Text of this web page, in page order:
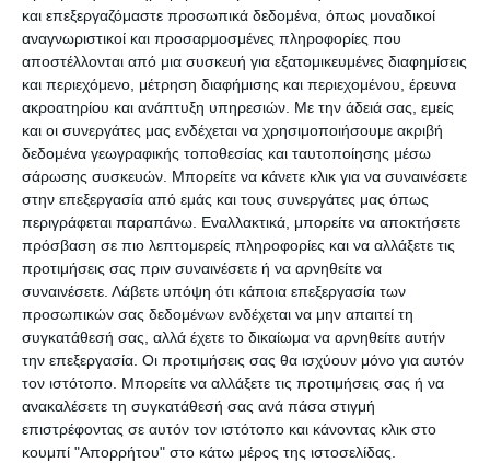
και επεξεργαζόμαστε προσωπικά δεδομένα, όπως μοναδικοί
αναγνωριστικοί και προσαρμοσμένες πληροφορίες που
αποστέλλονται από μια συσκευή για εξατομικευμένες διαφημίσεις
και περιεχόμενο, μέτρηση διαφήμισης και περιεχομένου, έρευνα
ακροατηρίου και ανάπτυξη υπηρεσιών. Με την άδειά σας, εμείς
και οι συνεργάτες μας ενδέχεται να χρησιμοποιήσουμε ακριβή
δεδομένα γεωγραφικής τοποθεσίας και ταυτοποίησης μέσω
σάρωσης συσκευών. Μπορείτε να κάνετε κλικ για να συναινέσετε
στην επεξεργασία από εμάς και τους συνεργάτες μας όπως
περιγράφεται παραπάνω. Εναλλακτικά, μπορείτε να αποκτήσετε
πρόσβαση σε πιο λεπτομερείς πληροφορίες και να αλλάξετε τις
προτιμήσεις σας πριν συναινέσετε ή να αρνηθείτε να
συναινέσετε. Λάβετε υπόψη ότι κάποια επεξεργασία των
προσωπικών σας δεδομένων ενδέχεται να μην απαιτεί τη
συγκατάθεσή σας, αλλά έχετε το δικαίωμα να αρνηθείτε αυτήν
την επεξεργασία. Οι προτιμήσεις σας θα ισχύουν μόνο για αυτόν
τον ιστότοπο. Μπορείτε να αλλάξετε τις προτιμήσεις σας ή να
ανακαλέσετε τη συγκατάθεσή σας ανά πάσα στιγμή
επιστρέφοντας σε αυτόν τον ιστότοπο και κάνοντας κλικ στο
κουμπί "Απορρήτου" στο κάτω μέρος της ιστοσελίδας.
Ζακύνθου, μίλησε στον –Ε- σχετικά με την
ολοκλήρωση της 1ηςφάσης της μυοκτονίας στα
χωριά του νησιού:
«Η ENTOM-GROUP ολοκλήρωσε την 1ηφάση της
μυοκτονίας στη Ζάκυνθο. Αυτή η διαδικασία
βρίσκεται υπό την αιγίδα της Περιφερειακής
Ενότητας Ζακύνθου. Εγώ προχώρησα σε κάποια
συμπεράσματα μετά από το πέρασμά μου από τις
κοινότητας. Έτσι, διαπίστωσα ότι υπάρχουν
κάποια σημεία στην επαρχία όπου φτάνει έως και
το 90% το πρόβλημα.
Για παράδειγμα, χρειάζεται ξανά εφαρμογή η
Μπόχαλη όπου το πρόβλημα είναι στο 80%. Η